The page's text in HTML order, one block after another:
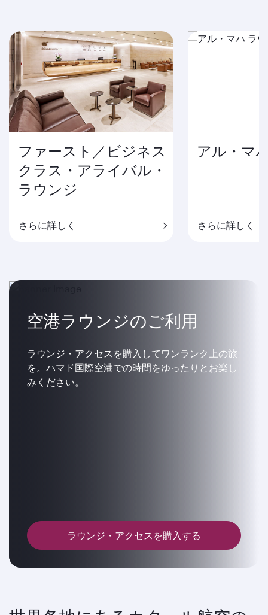
ファースト／ビジネス
クラス・アライバル・
ラウンジ
さらに詳しく
アル・マ
さらに詳しく
空港ラウンジのご利用
ラウンジ・アクセスを購入してワンランク上の旅
を。ハマド国際空港での時間をゆったりとお楽し
みください。
ラウンジ・アクセスを購入する